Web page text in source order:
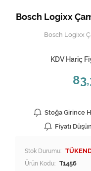
Bosch Logixx
Bosch Logixx
KDV Hariç
Stoğa Girince
Fiyatı
Stok Durumu:
Ürün Kodu: T1456